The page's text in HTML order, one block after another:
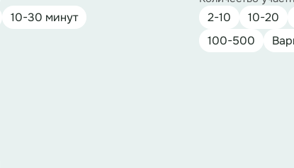
10-30 минут 2-10 10-20
100-500